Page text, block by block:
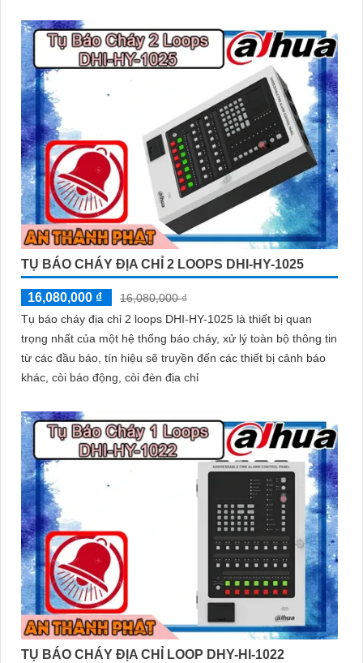
TỤ BÁO CHÁY ĐỊA CHỈ 2 LOOPS DHI-HY-1025
16,080,000 ₫
16,080,000 ₫
Tụ báo cháy địa chỉ 2 loops DHI-HY-1025 là thiết bị quan
trọng nhất của một hệ thống báo cháy, xử lý toàn bộ thông tin
từ các đầu báo, tín hiệu sẽ truyền đến các thiết bị cảnh báo
khác, còi báo động, còi đèn địa chỉ
TỤ BÁO CHÁY ĐỊA CHỈ LOOP DHY-HI-1022